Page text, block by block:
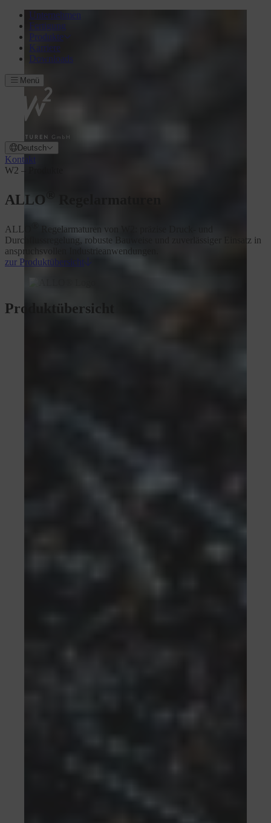
Unternehmen
Fertigung
Produkte
Karriere
Downloads
Menü
Deutsch
Kontakt
W2 – Produkte
ALLO
ALLO
Regelarmaturen von W2: präzise Druck- und
Durchflussregelung, robuste Bauweise und zuverlässiger Einsatz in
anspruchsvollen Industrieanwendungen.
zur Produktübersicht
Produktübersicht